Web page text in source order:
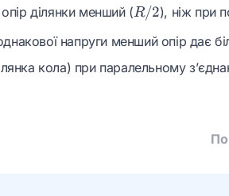
ділянки менший ( R/2
R/2), ніж при
напруги менший опір дає
кола) при паралельному